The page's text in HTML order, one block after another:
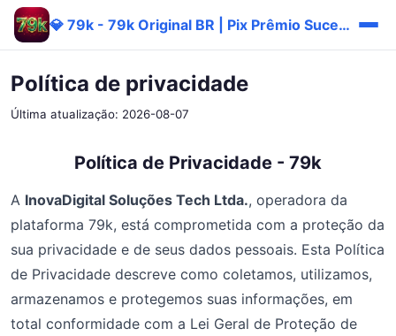
💎 79k - 79k Original BR | Pix Prêmio Sucesso
Política de privacidade
Última atualização: 2026-08-07
Política de Privacidade - 79k
A InovaDigital Soluções Tech Ltda., operadora da
plataforma 79k, está comprometida com a proteção da
sua privacidade e de seus dados pessoais. Esta Política
de Privacidade descreve como coletamos, utilizamos,
armazenamos e protegemos suas informações, em
total conformidade com a Lei Geral de Proteção de